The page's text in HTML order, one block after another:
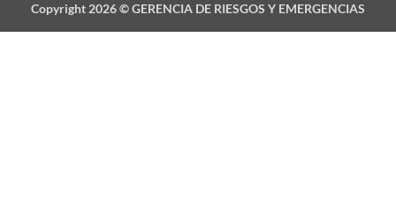
Copyright 2026 © GERENCIA DE RIESGOS Y EMERGENCIAS